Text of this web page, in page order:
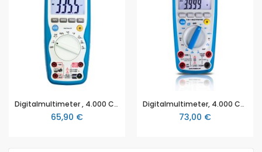
Digitalmultimeter , 4.000 Counts , 1000V AC/DC , 10A AC/DC - IP67 (P 3355)
65,90 €
Digitalmultimeter, 4.000 Counts, Umweltmessungen, mit Schallpegel, Temp., R.H. & Lux-Meter (P 3690)
73,00 €